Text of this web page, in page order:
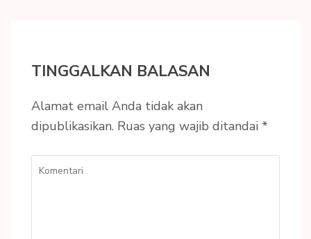
TINGGALKAN BALASAN
Alamat email Anda tidak akan
dipublikasikan. Ruas yang wajib ditandai *
Komentari